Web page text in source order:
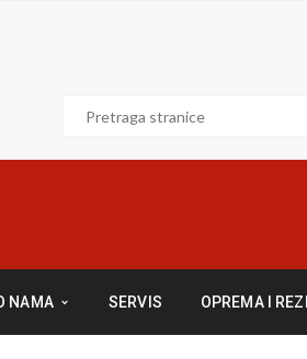
NAMA SERVIS OPREMA I